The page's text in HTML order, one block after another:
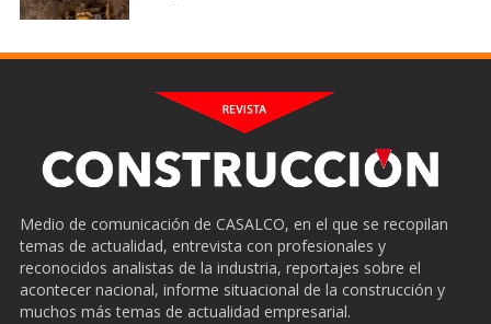
Medio de comunicación de CASALCO, en el que se recopilan
temas de actualidad, entrevista con profesionales y
reconocidos analistas de la industria, reportajes sobre el
acontecer nacional, informe situacional de la construcción y
muchos más temas de actualidad empresarial.